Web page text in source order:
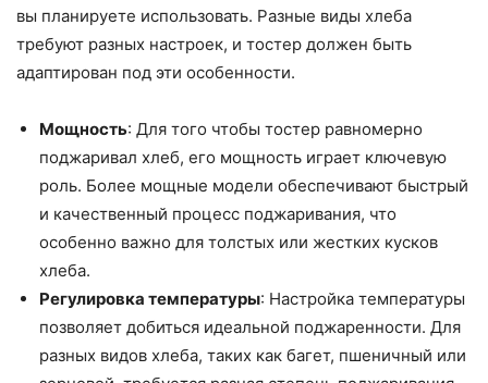
вы планируете использовать. Разные виды хлеба
требуют разных настроек, и тостер должен быть
адаптирован под эти особенности.
Мощность: Для того чтобы тостер равномерно
поджаривал хлеб, его мощность играет ключевую
роль. Более мощные модели обеспечивают быстрый
и качественный процесс поджаривания, что
особенно важно для толстых или жестких кусков
хлеба.
Регулировка температуры: Настройка температуры
позволяет добиться идеальной поджаренности. Для
разных видов хлеба, таких как багет, пшеничный или